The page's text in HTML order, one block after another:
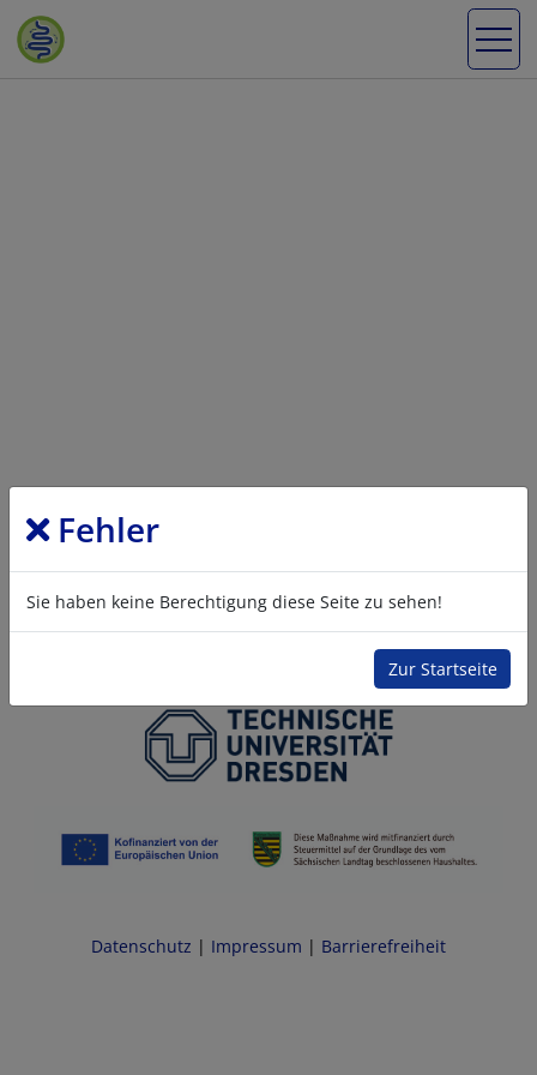
Fehler
Sie haben keine Berechtigung diese Seite zu sehen!
Zur Startseite
Datenschutz | Impressum | Barrierefreiheit